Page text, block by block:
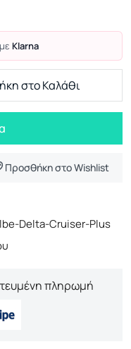
Klarna
στο Καλάθι
Προσθήκη στο Wishlist
Delta-Cruiser-Plus
πληρωμή